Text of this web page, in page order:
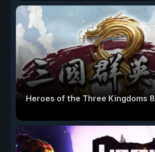
Heroes of the Three Kingdoms 8